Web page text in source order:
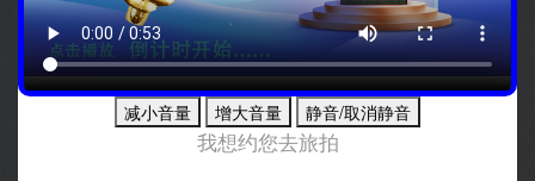
减小音量 增大音量 静音/取消静音
我想约您去旅拍